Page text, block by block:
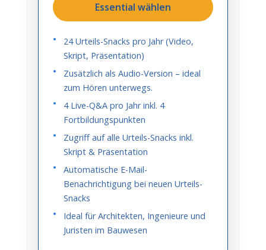
Essential wählen
24 Urteils-Snacks pro Jahr (Video,
Skript, Präsentation)
Zusätzlich als Audio-Version – ideal
zum Hören unterwegs.
4 Live-Q&A pro Jahr inkl. 4
Fortbildungspunkten
Zugriff auf alle Urteils-Snacks inkl.
Skript & Präsentation
Automatische E-Mail-
Benachrichtigung bei neuen Urteils-
Snacks
Ideal für Architekten, Ingenieure und
Juristen im Bauwesen